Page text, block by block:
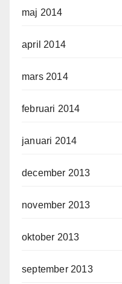
maj 2014
april 2014
mars 2014
februari 2014
januari 2014
december 2013
november 2013
oktober 2013
september 2013